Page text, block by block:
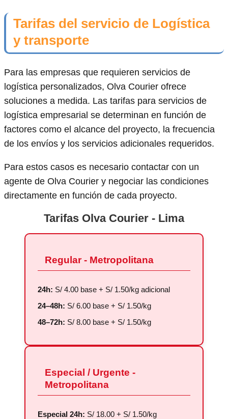
Tarifas del servicio de Logística
y transporte
Para las empresas que requieren servicios de
logística personalizados, Olva Courier ofrece
soluciones a medida. Las tarifas para servicios de
logística empresarial se determinan en función de
factores como el alcance del proyecto, la frecuencia
de los envíos y los servicios adicionales requeridos.
Para estos casos es necesario contactar con un
agente de Olva Courier y negociar las condiciones
directamente en función de cada proyecto.
Tarifas Olva Courier - Lima
Regular - Metropolitana
24h: S/ 4.00 base + S/ 1.50/kg adicional
24–48h: S/ 6.00 base + S/ 1.50/kg
48–72h: S/ 8.00 base + S/ 1.50/kg
Especial / Urgente -
Metropolitana
Especial 24h: S/ 18.00 + S/ 1.50/kg